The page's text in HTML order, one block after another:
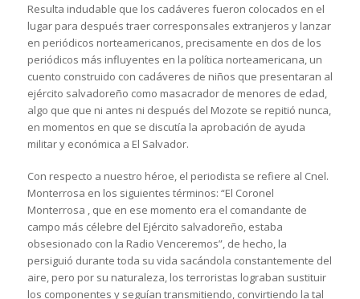
Resulta indudable que los cadáveres fueron colocados en el
lugar para después traer corresponsales extranjeros y lanzar
en periódicos norteamericanos, precisamente en dos de los
periódicos más influyentes en la política norteamericana, un
cuento construido con cadáveres de niños que presentaran al
ejército salvadoreño como masacrador de menores de edad,
algo que que ni antes ni después del Mozote se repitió nunca,
en momentos en que se discutía la aprobación de ayuda
militar y económica a El Salvador.
Con respecto a nuestro héroe, el periodista se refiere al Cnel.
Monterrosa en los siguientes términos: “El Coronel
Monterrosa , que en ese momento era el comandante de
campo más célebre del Ejército salvadoreño, estaba
obsesionado con la Radio Venceremos”, de hecho, la
persiguió durante toda su vida sacándola constantemente del
aire, pero por su naturaleza, los terroristas lograban sustituir
los componentes y seguían transmitiendo, convirtiendo la tal